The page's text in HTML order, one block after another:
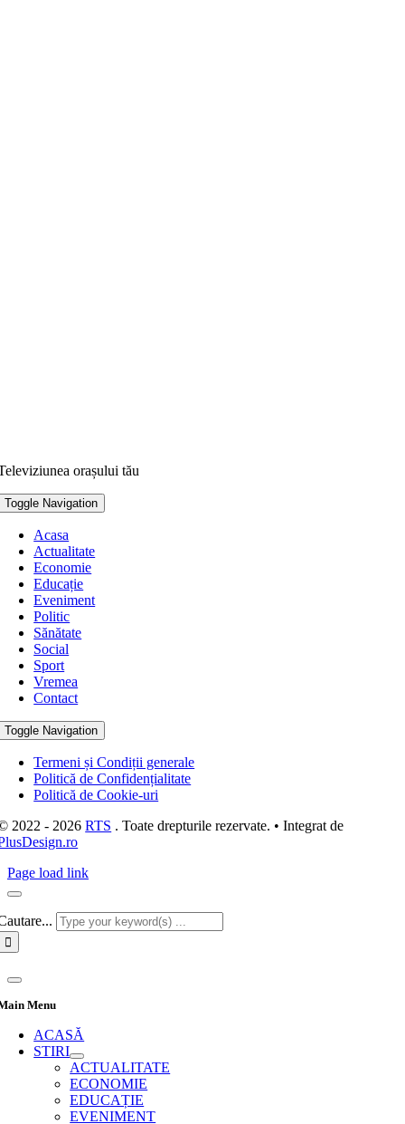
orașului tău
Toggle Navigation
Acasa
Actualitate
Economie
Educație
Eveniment
Politic
Sănătate
Social
Sport
Vremea
Contact
Toggle Navigation
Termeni și Condiții generale
Politică de Confidențialitate
Politică de Cookie-uri
2022 - 2026RTS . Toate drepturile rezervate. • Integrat de
Page load link
Menu
ACASĂ
STIRI
ACTUALITATE
ECONOMIE
EDUCAȚIE
EVENIMENT